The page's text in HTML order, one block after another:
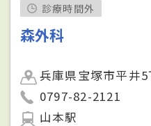
診療時間外
森外科
兵庫県宝塚市平井
0797-82-2121
山本駅